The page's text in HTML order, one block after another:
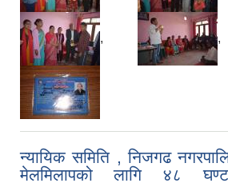
,
न्यायिक समिति , निजगढ
मेलमिलापको लागि ४८